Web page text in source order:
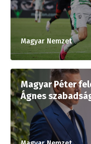
Magyar Nemzet
Magyar Péter
Ágnes